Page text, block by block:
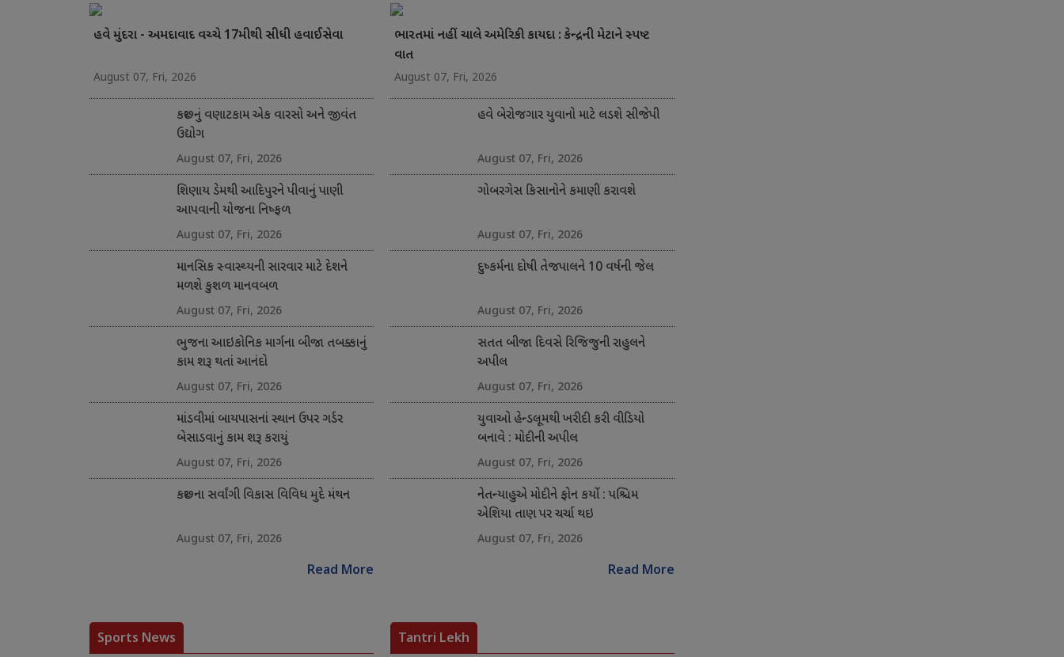
હવે મુંદરા - અમદાવાદ વચ્ચે 17મીથી સીધી હવાઈસેવા
August 07, Fri, 2026
કચ્છનું વણાટકામ એક વારસો અને જીવંત
ઉદ્યોગ
August 07, Fri, 2026
શિણાય ડેમથી આદિપુરને પીવાનું પાણી
આપવાની યોજના નિષ્ફળ
August 07, Fri, 2026
માનસિક સ્વાસ્થ્યની સારવાર માટે દેશને
મળશે કુશળ માનવબળ
August 07, Fri, 2026
ભુજના આઇકોનિક માર્ગના બીજા તબક્કાનું
કામ શરૂ થતાં આનંદો
August 07, Fri, 2026
માંડવીમાં બાયપાસનાં સ્થાન ઉપર ગર્ડર
બેસાડવાનું કામ શરૂ કરાયું
August 07, Fri, 2026
કચ્છના સર્વાંગી વિકાસ વિવિધ મુદે મંથન
August 07, Fri, 2026
Read More
ભારતમાં નહીં ચાલે અમેરિકી કાયદા : કેન્દ્રની મેટાને સ્પષ્ટ
વાત
August 07, Fri, 2026
હવે બેરોજગાર યુવાનો માટે લડશે સીજેપી
August 07, Fri, 2026
ગોબરગેસ કિસાનોને કમાણી કરાવશે
August 07, Fri, 2026
દુષ્કર્મના દોષી તેજપાલને 10 વર્ષની જેલ
August 07, Fri, 2026
સતત બીજા દિવસે રિજિજુની રાહુલને
અપીલ
August 07, Fri, 2026
યુવાઓ હેન્ડલૂમથી ખરીદી કરી વીડિયો
બનાવે : મોદીની અપીલ
August 07, Fri, 2026
નેતન્યાહુએ મોદીને ફોન કર્યો : પશ્ચિમ
એશિયા તાણ પર ચર્ચા થઇ
August 07, Fri, 2026
Read More
Sports News Tantri Lekh